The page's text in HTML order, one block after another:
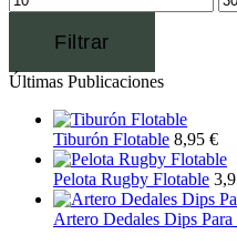
Filtrar
Últimas Publicaciones
Tiburón Flotable 8,95 €
Pelota Rugby Flotable
Artero Dedales Dips Para